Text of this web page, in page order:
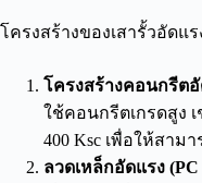
โครงสร้างของเสารั้วอัดแ
โครงสร้างคอนกรีตอั
ใช้คอนกรีตเกรดสูง
400 Ksc เพื่อให้สาม
ลวดเหล็กอัดแรง